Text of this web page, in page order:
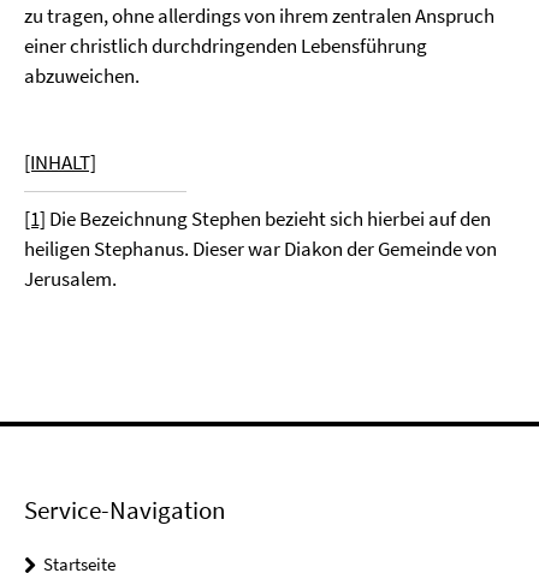
zu tragen, ohne allerdings von ihrem zentralen Anspruch
einer christlich durchdringenden Lebensführung
abzuweichen.
[INHALT]
[1] Die Bezeichnung Stephen bezieht sich hierbei auf den
heiligen Stephanus. Dieser war Diakon der Gemeinde von
Jerusalem.
Service-Navigation
Startseite